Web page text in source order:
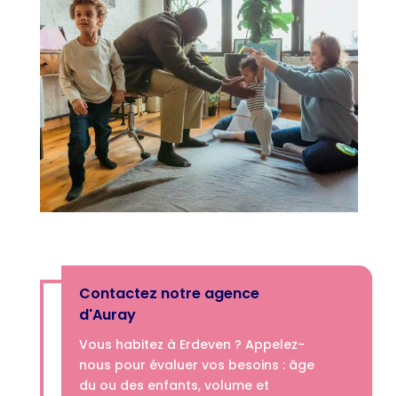
Contactez notre agence
d'Auray
Vous habitez à Erdeven ? Appelez-
nous­­ pour évaluer vos besoins : âge
du ou des enfants, volume et